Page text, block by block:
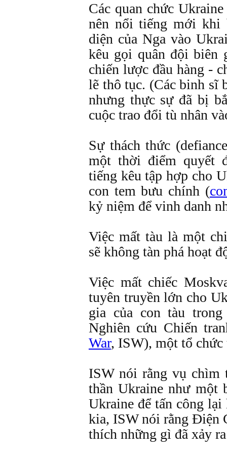
Các quan chức
nên nổi tiếng mới khi
diện của Nga vào
kêu gọi quân đội biên
chiến lược đầu hàng -
lẽ thô tục. (Các binh sĩ
nhưng thực sự đã bị
cuộc trao đổi tù nhân
Sự thách thức
một thời điểm quyết
tiếng kêu tập hợp cho
con tem bưu chính (
kỷ niệm để vinh danh
Việc mất tàu là một
sẽ không tàn phá hoạt
Việc mất chiếc
tuyên truyền lớn cho
gia của con tàu
Nghiên cứu Chiến
War, ISW), một tổ
ISW nói rằng vụ
thần Ukraine như một
Ukraine để tấn công
kia, ISW nói rằng Điện
thích những gì đã xảy